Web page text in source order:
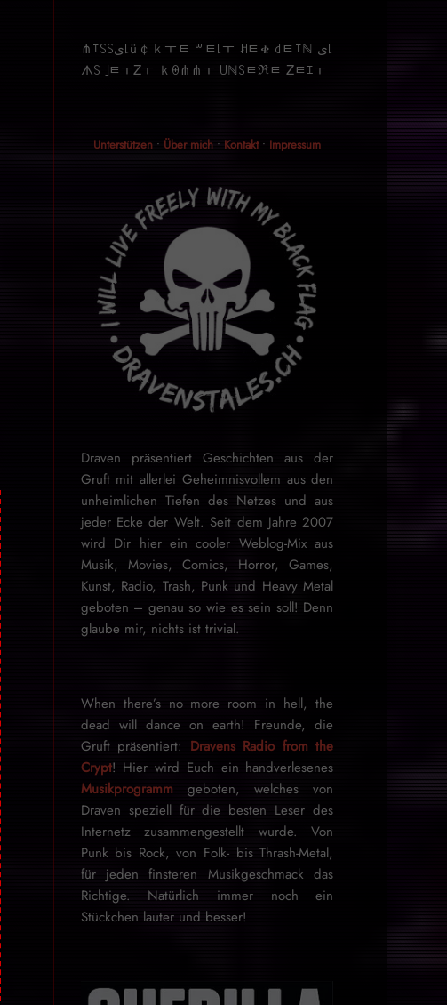
⋔ｴ꒚꒚ﻯ꒒ü￠ｋￓﾼ ꒳ﾼ꒒ￓ ꎧﾼቄ ꒯ﾼｴℕ ﻯ꒒
ᗑ꒚ ｣ﾼￓẔￓ ｋꑙ⋔⋔ￓ ꒤ℕ꒚ﾼℜﾼ Ẕﾼｴￓ
Unterstützen• Über mich• Kontakt• Impressum
Draven präsentiert Geschichten aus der
Gruft mit allerlei Geheimnisvollem aus den
unheimlichen Tiefen des Netzes und aus
jeder Ecke der Welt. Seit dem Jahre 2007
wird Dir hier ein cooler Weblog-Mix aus
Musik, Movies, Comics, Horror, Games,
Kunst, Radio, Trash, Punk und Heavy Metal
geboten – genau so wie es sein soll! Denn
glaube mir, nichts ist trivial.
When there’s no more room in hell, the
dead will dance on earth! Freunde, die
Gruft präsentiert: Dravens Radio from the
Crypt! Hier wird Euch ein handverlesenes
Musikprogramm geboten, welches von
Draven speziell für die besten Leser des
Internetz zu­sammen­ge­stellt wurde. Von
Punk bis Rock, von Folk- bis Thrash-Metal,
für je­den finsteren Mu­sik­ge­schmack das
Rich­tige. Natürlich immer noch ein
Stückchen lauter und besser!